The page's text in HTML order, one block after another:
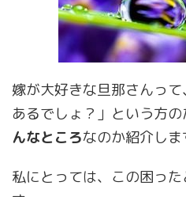
嫁が大好きな旦那さんっ
あるでしょ？」という方の
んなところなのか紹介しま
私にとっては、この困っ